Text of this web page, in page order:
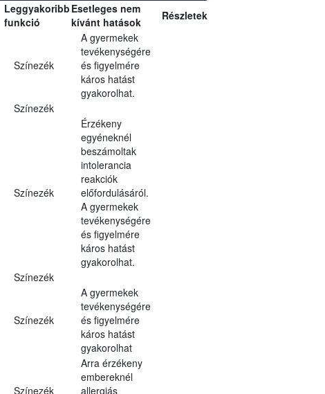
Leggyakoribb
funkció
Esetleges nem
kívánt hatások
Részletek
Színezék
A gyermekek
tevékenységére
és figyelmére
káros hatást
gyakorolhat.
Színezék
Színezék
Érzékeny
egyéneknél
beszámoltak
intolerancia
reakciók
előfordulásáról.
A gyermekek
tevékenységére
és figyelmére
káros hatást
gyakorolhat.
Színezék
Színezék
A gyermekek
tevékenységére
és figyelmére
káros hatást
gyakorolhat
Színezék
Arra érzékeny
embereknél
allergiás